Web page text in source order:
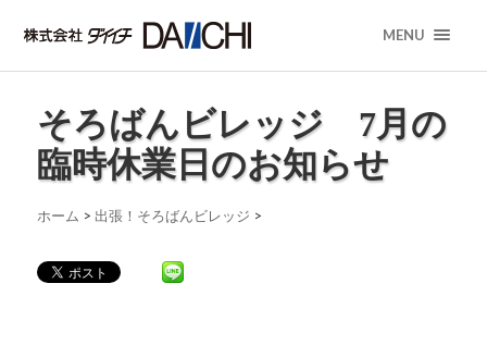
MENU
そろばんビレッジ 7月の
臨時休業日のお知らせ
ホーム > 出張！そろばんビレッジ >